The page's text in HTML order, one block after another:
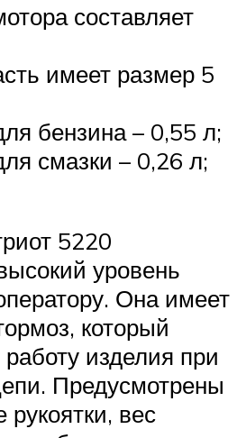
составляет
имеет размер 5
бензина – 0,55 л;
смазки – 0,26 л;
5220
уровень
Она имеет
который
изделия при
Предусмотрены
вес